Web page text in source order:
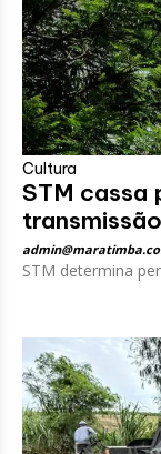
Cultura
STM cassa
STM determina